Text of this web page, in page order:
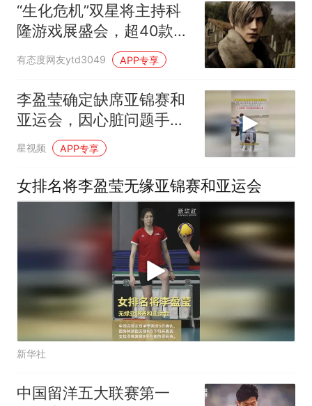
“生化危机”双星将主持科
隆游戏展盛会，超40款游
戏亮相
有态度网友ytd3049 APP专享
李盈莹确定缺席亚锦赛和
亚运会，因心脏问题手
术，晒住院照仍微笑
星视频 APP专享
女排名将李盈莹无缘亚锦赛和亚运会
新华社
中国留洋五大联赛第一